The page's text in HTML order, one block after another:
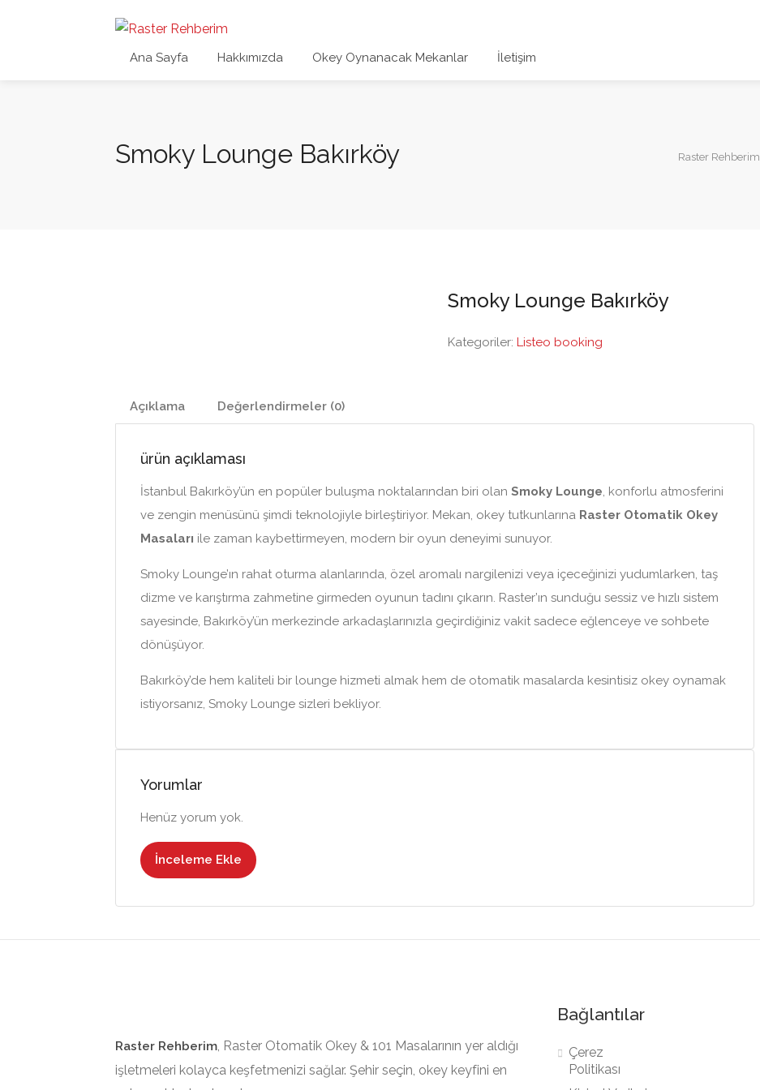
Ana Sayfa Hakkımızda Okey Oynanacak Mekanlar İletişim
Smoky Lounge Bakırköy Raster Rehberim
Smoky Lounge Bakırköy
Kategoriler: Listeo booking
Açıklama Değerlendirmeler (0)
ürün açıklaması
İstanbul Bakırköy’ün en popüler buluşma noktalarından biri olan Smoky Lounge, konforlu atmosferini
ve zengin menüsünü şimdi teknolojiyle birleştiriyor. Mekan, okey tutkunlarına Raster Otomatik Okey
Masaları ile zaman kaybettirmeyen, modern bir oyun deneyimi sunuyor.
Smoky Lounge’ın rahat oturma alanlarında, özel aromalı nargilenizi veya içeceğinizi yudumlarken, taş
dizme ve karıştırma zahmetine girmeden oyunun tadını çıkarın. Raster’ın sunduğu sessiz ve hızlı sistem
sayesinde, Bakırköy’ün merkezinde arkadaşlarınızla geçirdiğiniz vakit sadece eğlenceye ve sohbete
dönüşüyor.
Bakırköy’de hem kaliteli bir lounge hizmeti almak hem de otomatik masalarda kesintisiz okey oynamak
istiyorsanız, Smoky Lounge sizleri bekliyor.
Yorumlar
Henüz yorum yok.
İnceleme Ekle
Raster Rehberim, Raster Otomatik Okey & 101 Masalarının yer aldığı
işletmeleri kolayca keşfetmenizi sağlar. Şehir seçin, okey keyfini en
Bağlantılar
Çerez
Politikası